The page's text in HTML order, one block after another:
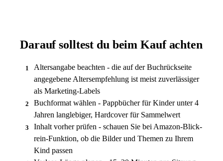
Darauf solltest du beim Kauf achten
1
Altersangabe beachten - die auf der Buchrückseite
angegebene Altersempfehlung ist meist zuverlässiger
als Marketing-Labels
2
Buchformat wählen - Pappbücher für Kinder unter 4
Jahren langlebiger, Hardcover für Sammelwert
3
Inhalt vorher prüfen - schauen Sie bei Amazon-Blick-
rein-Funktion, ob die Bilder und Themen zu Ihrem
Kind passen